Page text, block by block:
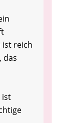
ist reich
das
ist